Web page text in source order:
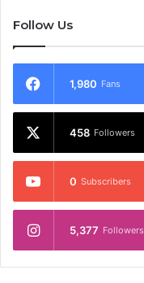
Follow Us
1,980 Fans
458 Followers
0 Subscribers
5,377 Followers